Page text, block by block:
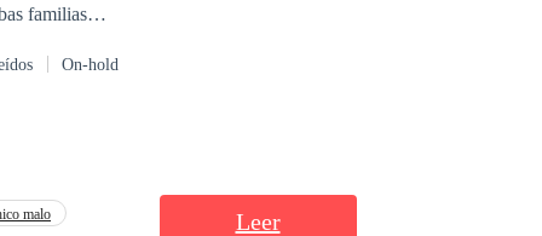
familias
y vivir en
un
On-hold
malo Leer